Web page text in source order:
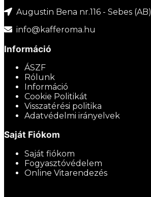
Augustin Bena nr.116 - Sebes (AB)
info@kafferoma.hu
Információ
ÁSZF
Rólunk
Információ
Cookie Politikát
Visszatérési politika
Adatvédelmi irányelvek
Saját Fiókom
Saját fiókom
Fogyasztóvédelem
Online Vitarendezés